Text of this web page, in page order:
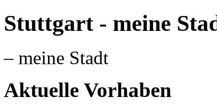
Stuttgart - meine
– meine Stadt
Aktuelle Vorhaben